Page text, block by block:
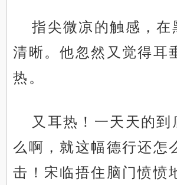
指尖微凉的触感，在
清晰。他忽然又觉得耳
热。
又耳热！一天天的到
么啊，就这幅德行还怎
击！宋临捂住脑门愤愤